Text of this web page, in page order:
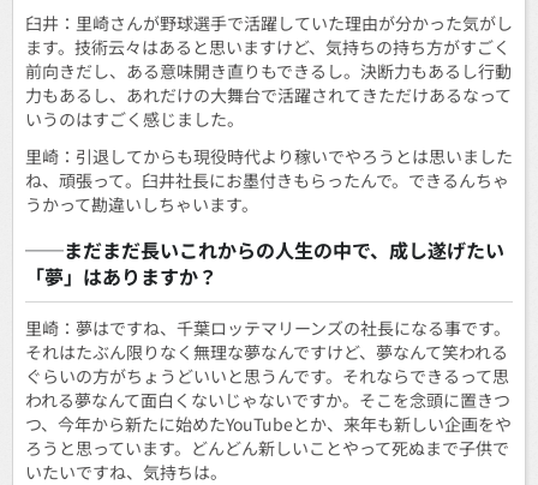
臼井：里崎さんが野球選手で活躍していた理由が分かった気がし
ます。技術云々はあると思いますけど、気持ちの持ち方がすごく
前向きだし、ある意味開き直りもできるし。決断力もあるし行動
力もあるし、あれだけの大舞台で活躍されてきただけあるなって
いうのはすごく感じました。
里崎：引退してからも現役時代より稼いでやろうとは思いました
ね、頑張って。臼井社長にお墨付きもらったんで。できるんちゃ
うかって勘違いしちゃいます。
──まだまだ長いこれからの人生の中で、成し遂げたい
「夢」はありますか？
里崎：夢はですね、千葉ロッテマリーンズの社長になる事です。
それはたぶん限りなく無理な夢なんですけど、夢なんて笑われる
ぐらいの方がちょうどいいと思うんです。それならできるって思
われる夢なんて面白くないじゃないですか。そこを念頭に置きつ
つ、今年から新たに始めたYouTubeとか、来年も新しい企画をや
ろうと思っています。どんどん新しいことやって死ぬまで子供で
いたいですね、気持ちは。